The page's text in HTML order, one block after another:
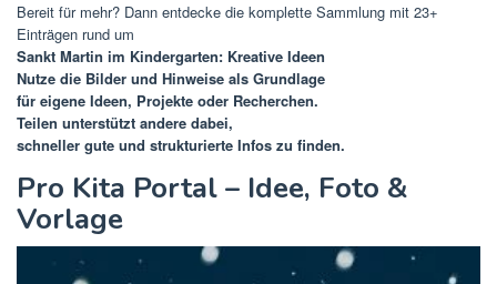
Bereit für mehr? Dann entdecke die komplette Sammlung mit 23+
Einträgen rund um
Sankt Martin im Kindergarten: Kreative Ideen
Nutze die Bilder und Hinweise als Grundlage
für eigene Ideen, Projekte oder Recherchen.
Teilen unterstützt andere dabei,
schneller gute und strukturierte Infos zu finden.
Pro Kita Portal – Idee, Foto &
Vorlage